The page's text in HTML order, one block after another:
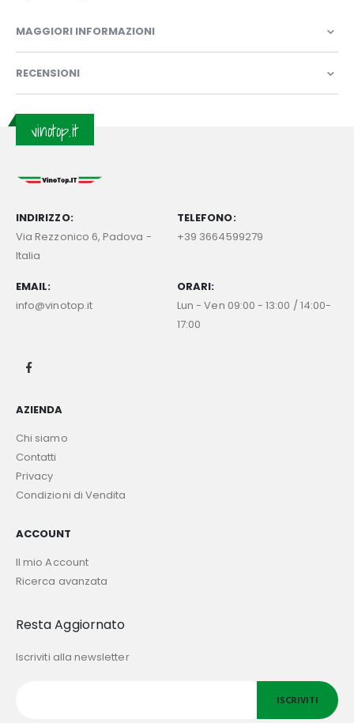
MAGGIORI INFORMAZIONI
RECENSIONI
vinotop.it
INDIRIZZO:
Via Rezzonico 6, Padova -
Italia
TELEFONO:
+39 3664599279
EMAIL:
info@vinotop.it
ORARI:
Lun - Ven 09:00 - 13:00 / 14:00-
17:00
AZIENDA
Chi siamo
Contatti
Privacy
Condizioni di Vendita
ACCOUNT
Il mio Account
Ricerca avanzata
Resta Aggiornato
Iscriviti alla newsletter
ISCRIVITI